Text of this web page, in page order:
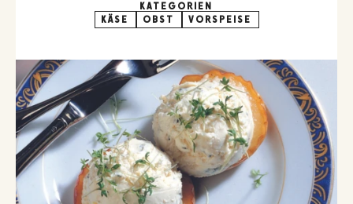
KATEGORIEN
KÄSE
OBST VORSPEISE